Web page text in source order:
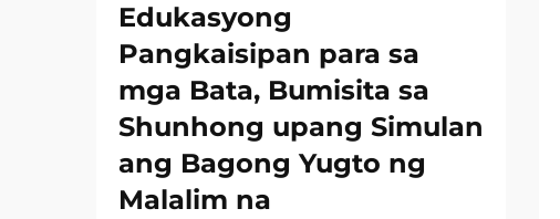
Edukasyong
Pangkaisipan para sa
mga Bata, Bumisita sa
Shunhong upang Simulan
ang Bagong Yugto ng
Malalim na